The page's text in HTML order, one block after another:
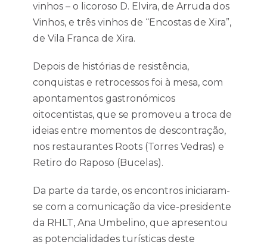
vinhos – o licoroso D. Elvira, de Arruda dos
Vinhos, e três vinhos de “Encostas de Xira”,
de Vila Franca de Xira.
Depois de histórias de resistência,
conquistas e retrocessos foi à mesa, com
apontamentos gastronómicos
oitocentistas, que se promoveu a troca de
ideias entre momentos de descontração,
nos restaurantes Roots (Torres Vedras) e
Retiro do Raposo (Bucelas).
Da parte da tarde, os encontros iniciaram-
se com a comunicação da vice-presidente
da RHLT, Ana Umbelino, que apresentou
as potencialidades turísticas deste